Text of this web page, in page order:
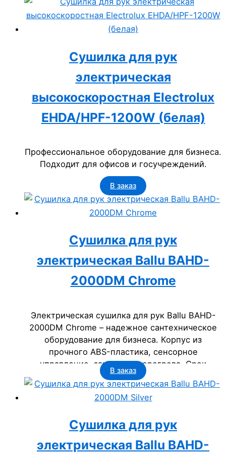
центров и госучреждений.
Сушилка для рук
электрическая
высокоскоростная Electrolux
EHDA/HPF-1200W (белая)
Профессиональное оборудование для бизнеса.
Подходит для офисов и госучреждений.
В заказ
Сушилка для рук
электрическая Ballu BAHD-
2000DM Chrome
Электрическая сушилка для рук Ballu BAHD-
2000DM Chrome – надежное сантехническое
оборудование для бизнеса. Корпус из
прочного ABS-пластика, сенсорное
управление, защита от перегрева. Срок
службы 5 лет, класс пылевлагозащищенности
IP23. Идеальна для офисов, гостиниц,
госучреждений.
В заказ
Сушилка для рук
электрическая Ballu BAHD-